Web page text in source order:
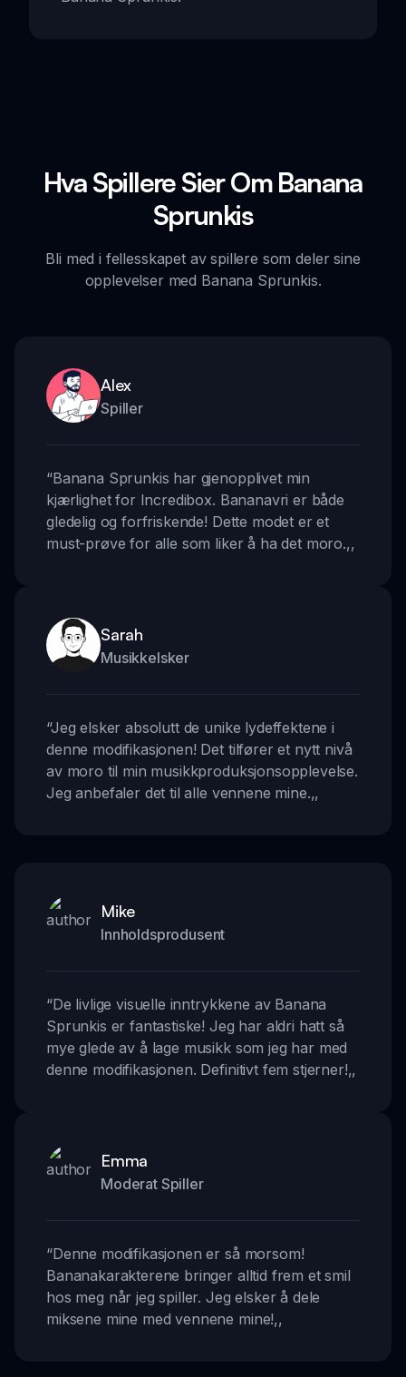
Hva Spillere Sier Om Banana
Sprunkis
Bli med i fellesskapet av spillere som deler sine
opplevelser med Banana Sprunkis.
Alex
Spiller
“Banana Sprunkis har gjenopplivet min
kjærlighet for Incredibox. Bananavri er både
gledelig og forfriskende! Dette modet er et
must-prøve for alle som liker å ha det moro.,,
Sarah
Musikkelsker
“Jeg elsker absolutt de unike lydeffektene i
denne modifikasjonen! Det tilfører et nytt nivå
av moro til min musikkproduksjonsopplevelse.
Jeg anbefaler det til alle vennene mine.,,
Mike
Innholdsprodusent
“De livlige visuelle inntrykkene av Banana
Sprunkis er fantastiske! Jeg har aldri hatt så
mye glede av å lage musikk som jeg har med
denne modifikasjonen. Definitivt fem stjerner!,,
Emma
Moderat Spiller
“Denne modifikasjonen er så morsom!
Bananakarakterene bringer alltid frem et smil
hos meg når jeg spiller. Jeg elsker å dele
miksene mine med vennene mine!,,